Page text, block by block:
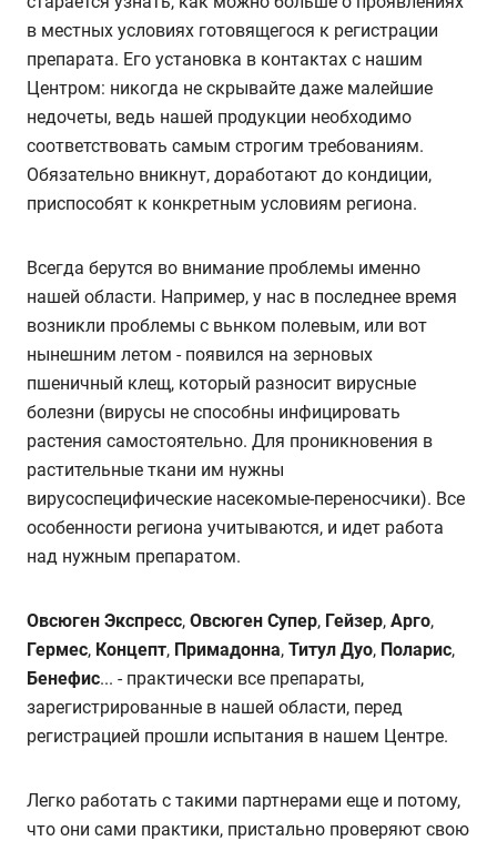
в местных условиях готовящегося к регистрации
препарата. Его установка в контактах с нашим
Центром: никогда не скрывайте даже малейшие
недочеты, ведь нашей продукции необходимо
соответствовать самым строгим требованиям.
Обязательно вникнут, доработают до кондиции,
приспособят к конкретным условиям региона.
Всегда берутся во внимание проблемы именно
нашей области. Например, у нас в последнее время
возникли проблемы с вьнком полевым, или вот
нынешним летом - появился на зерновых
пшеничный клещ, который разносит вирусные
болезни (вирусы не способны инфицировать
растения самостоятельно. Для проникновения в
растительные ткани им нужны
вирусоспецифические насекомые-переносчики). Все
особенности региона учитываются, и идет работа
над нужным препаратом.
Овсюген Экспресc, Овсюген Супер, Гейзер, Арго,
Гермес, Концепт, Примадонна, Титул Дуо, Поларис,
Бенефис... - практически все препараты,
зарегистрированные в нашей области, перед
регистрацией прошли испытания в нашем Центре.
Легко работать с такими партнерами еще и потому,
что они сами практики, пристально проверяют свою